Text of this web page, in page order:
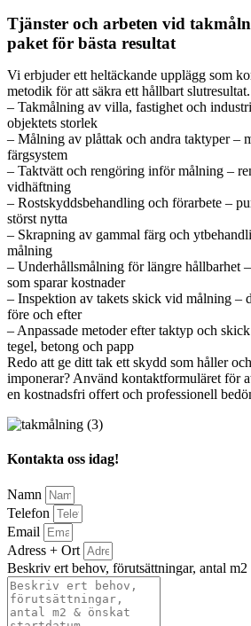
Tjänster och arbeten vid
paket för bästa resultat
Vi erbjuder ett heltäckande upplägg som
metodik för att säkra ett hållbart slutresultat.
– Takmålning av villa, fastighet och
objektets storlek
– Målning av plåttak och andra taktyper –
färgsystem
– Taktvätt och rengöring inför målning –
vidhäftning
– Rostskyddsbehandling och förarbete –
störst nytta
– Skrapning av gammal färg och
målning
– Underhållsmålning för längre hållbarhet
som sparar kostnader
– Inspektion av takets skick vid målning –
före och efter
– Anpassade metoder efter taktyp och
tegel, betong och papp
Redo att ge ditt tak ett skydd som håller
imponerar? Använd kontaktformuläret för
en kostnadsfri offert och professionell
Kontakta oss idag!
Namn
Telefon
Email
Adress + Ort
Beskriv ert behov, förutsättningar, antal